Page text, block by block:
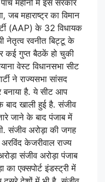
महीनों में इस सरकार
महाराष्ट्र का विमान
(AAP) के 32 विधायक
नेतृत्व रवनीत बिट्टू के
कई गुप्त बैठकें हो चुकी
वेस्ट विधानसभा सीट
ने राज्यसभा सांसद
बनाया है. ये सीट आप
बाद खाली हुई है. संजीव
जाने के बाद पंजाब में
संजीव अरोड़ा की जगह
केजरीवाल राज्य
संजीव अरोड़ा पंजाब
एक्सपोर्ट इंडस्ट्री में